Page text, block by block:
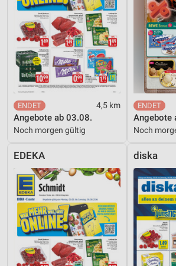
4,5 km
Angebote ab 03.08.
Noch morgen gültig
Angebote
Noch
EDEKA diska
Verwendung von Profilen zur Auswahl
personalisierter Werbung
Erstellung von Profilen zur
von Inhalten
Verwendung von Profilen zur Auswahl
personalisierter Inhalte
Messung der Werbeleistung
Messung der Performance von Inhalten
Analyse von Zielgruppen durch Statistiken
Kombinationen von Daten aus
Quellen
Entwicklung und Verbesserung der
Verwendung reduzierter Daten zur
Inhalten
IAB-Besonderheiten: